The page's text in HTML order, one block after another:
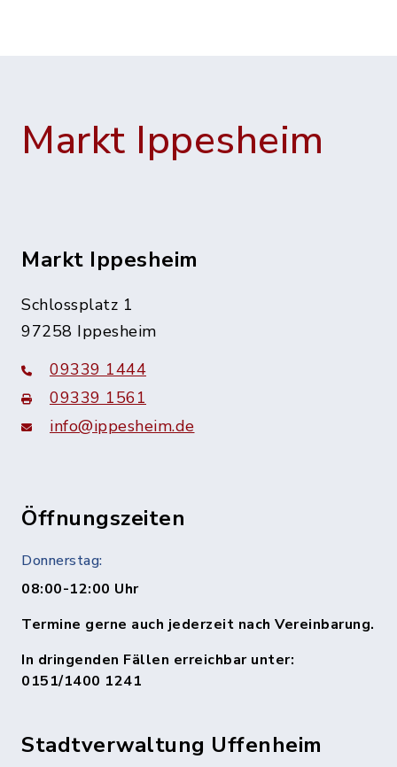
Markt Ippesheim
Markt Ippesheim
Schlossplatz 1
97258 Ippesheim
09339 1444
09339 1561
info@ippesheim.de
Öffnungszeiten
Donnerstag:
08:00-12:00 Uhr
Termine gerne auch jederzeit nach Vereinbarung.
In dringenden Fällen erreichbar unter:
0151/1400 1241
Stadtverwaltung Uffenheim